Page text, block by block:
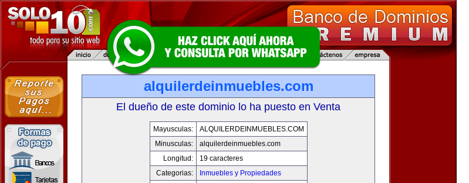
alquilerdeinmuebles.com
El dueño de este dominio lo ha puesto en Venta
Mayusculas:
ALQUILERDEINMUEBLES.COM
Minusculas:
alquilerdeinmuebles.com
Longitud:
19 caracteres
Categorias:
Inmuebles y Propiedades